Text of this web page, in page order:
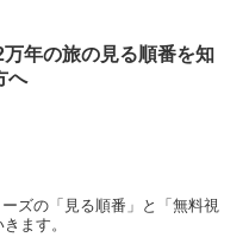
万年の旅の見る順番を知
へ
ズの「見る順番」と「無料視
ます。